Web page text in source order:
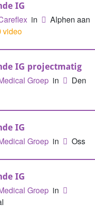
IG
in
Alphen aan
video
IG projectmatig
Groep in
Den
IG
Groep in Oss
IG
Groep in